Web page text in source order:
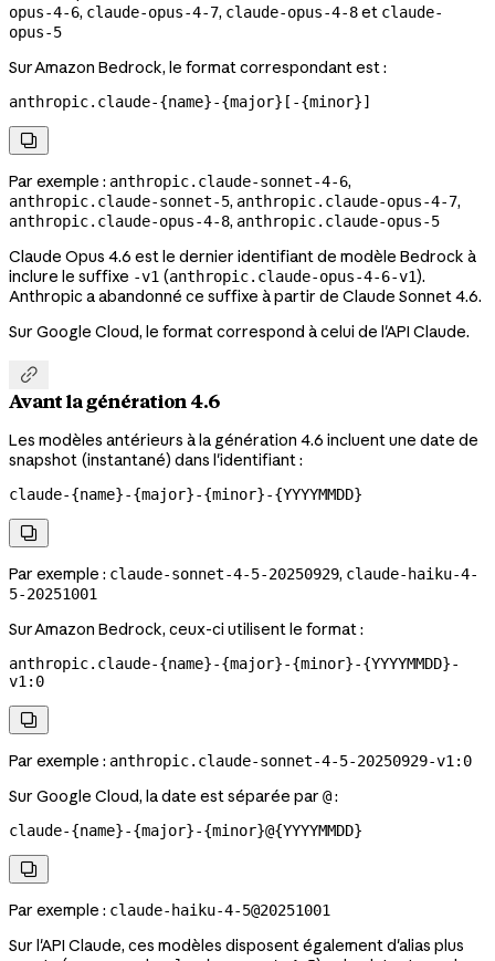
opus-4-6, claude-opus-4-7, claude-opus-4-8et claude-
opus-5
Sur Amazon Bedrock, le format correspondant est :
anthropic.claude-{name}-{major}[-{minor}]

Par exemple : anthropic.claude-sonnet-4-6,
anthropic.claude-sonnet-5, anthropic.claude-opus-4-7,
anthropic.claude-opus-4-8, anthropic.claude-opus-5
Claude Opus 4.6 est le dernier identifiant de modèle Bedrock à
inclure le suffixe -v1 (anthropic.claude-opus-4-6-v1).
Anthropic a abandonné ce suffixe à partir de Claude Sonnet 4.6.
Sur Google Cloud, le format correspond à celui de l'API Claude.

Avant la génération 4.6
Les modèles antérieurs à la génération 4.6 incluent une date de
snapshot (instantané) dans l'identifiant :
claude-{name}-{major}-{minor}-{YYYYMMDD}

Par exemple : claude-sonnet-4-5-20250929, claude-haiku-4-
5-20251001
Sur Amazon Bedrock, ceux-ci utilisent le format :
anthropic.claude-{name}-{major}-{minor}-{YYYYMMDD}-
v1:0

Par exemple : anthropic.claude-sonnet-4-5-20250929-v1:0
Sur Google Cloud, la date est séparée par @:
claude-{name}-{major}-{minor}@{YYYYMMDD}

Par exemple : claude-haiku-4-5@20251001
Sur l'API Claude, ces modèles disposent également d'alias plus